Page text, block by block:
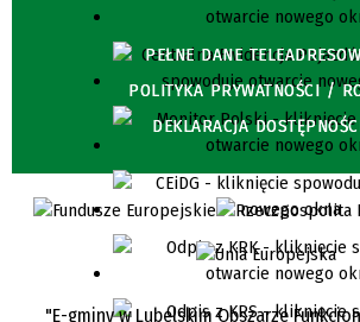
PEŁNE DANE
POLITYKA PRYWATNOŚCI /
DEKLARACJA
"E-gminy w Lubelskim Obszarze